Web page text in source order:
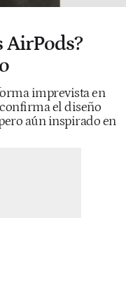
AirPods?
imprevista en
el diseño
aún inspirado en